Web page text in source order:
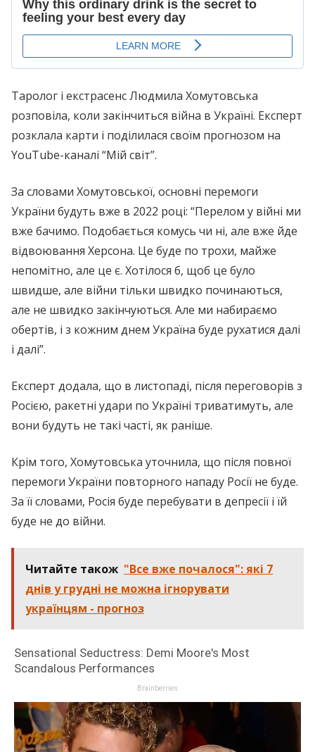
Таролог і екстрасенс Людмила Хомутовська
розповіла, коли закінчиться війна в Україні. Експерт
розклала карти і поділилася своїм прогнозом на
YouTube-каналі “Мій світ”.
За словами Хомутовської, основні перемоги
України будуть вже в 2022 році: “Перелом у війні ми
вже бачимо. Подобається комусь чи ні, але вже йде
відвоювання Херсона. Це буде по трохи, майже
непомітно, але це є. Хотілося б, щоб це було
швидше, але війни тільки швидко починаються,
але не швидко закінчуються. Але ми набираємо
обертів, і з кожним днем Україна буде рухатися далі
і далі”.
Експерт додала, що в листопаді, після переговорів з
Росією, ракетні удари по Україні триватимуть, але
вони будуть не такі часті, як раніше.
Крім того, Хомутовська уточнила, що після повної
перемоги України повторного нападу Росії не буде.
За її словами, Росія буде перебувати в депресії і їй
буде не до війни.
Читайте також "Все вже почалося": які 7
днів у грудні не можна ігнорувати
українцям - прогноз